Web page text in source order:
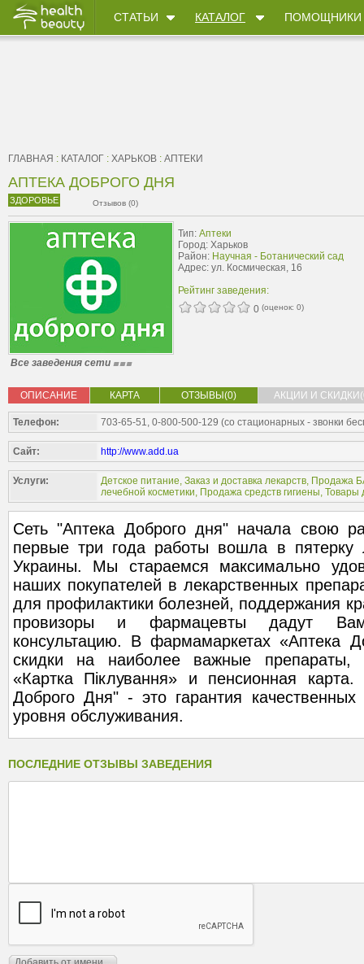
СТАТЬИ КАТАЛОГ ПОМОЩНИКИ
ГЛАВНАЯ : КАТАЛОГ : ХАРЬКОВ : АПТЕКИ
АПТЕКА ДОБРОГО ДНЯ
ЗДОРОВЬЕ Отзывов (0)
Тип: Аптеки
Город: Харьков
Район: Научная - Ботанический сад
Адрес: ул. Космическая, 16
Рейтинг заведения:
0 (оценок: 0)
Все заведения сети
ОПИСАНИЕ КАРТА ОТЗЫВЫ(0) АКЦИИ И
Телефон: 703-65-51, 0-800-500-129 (со стационарных - звонки
Сайт: http://www.add.ua
Услуги: Детское питание, Заказ и доставка лекарств, Продажа
лечебной косметики, Продажа средств гигиены, Товары
Сеть "Аптека Доброго дня" начала свою
первые три года работы вошла в пятерку
Украины. Мы стараемся максимально
наших покупателей в лекарственных
для профилактики болезней, поддержания
провизоры и фармацевты дадут Вам
консультацию. В фармамаркетах «Аптека
скидки на наиболее важные препараты,
«Картка Піклування» и пенсионная
Доброго Дня" - это гарантия качественных
уровня обслуживания.
ПОСЛЕДНИЕ ОТЗЫВЫ ЗАВЕДЕНИЯ